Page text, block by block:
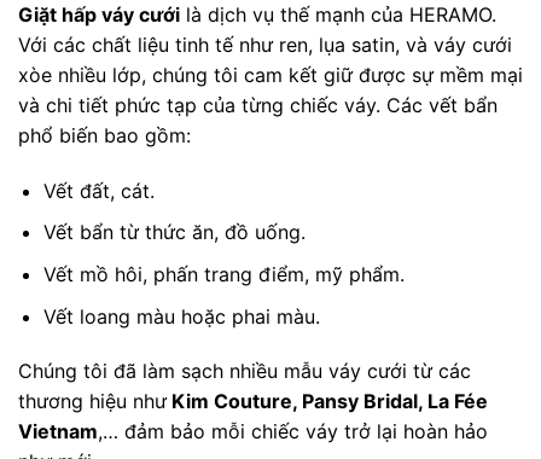
Giặt hấp váy cưới là dịch vụ thế mạnh của HERAMO.
Với các chất liệu tinh tế như ren, lụa satin, và váy cưới
xòe nhiều lớp, chúng tôi cam kết giữ được sự mềm mại
và chi tiết phức tạp của từng chiếc váy. Các vết bẩn
phổ biến bao gồm:
Vết đất, cát.
Vết bẩn từ thức ăn, đồ uống.
Vết mồ hôi, phấn trang điểm, mỹ phẩm.
Vết loang màu hoặc phai màu.
Chúng tôi đã làm sạch nhiều mẫu váy cưới từ các
thương hiệu nhưKim Couture, Pansy Bridal, La Fée
Vietnam,… đảm bảo mỗi chiếc váy trở lại hoàn hảo